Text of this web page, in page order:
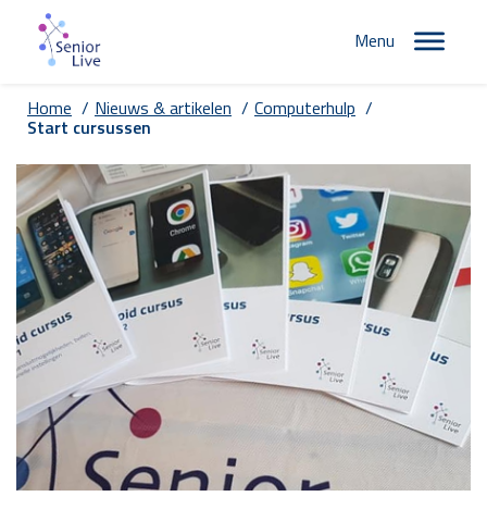
Menu
Home / Nieuws & artikelen / Computerhulp /
Start cursussen